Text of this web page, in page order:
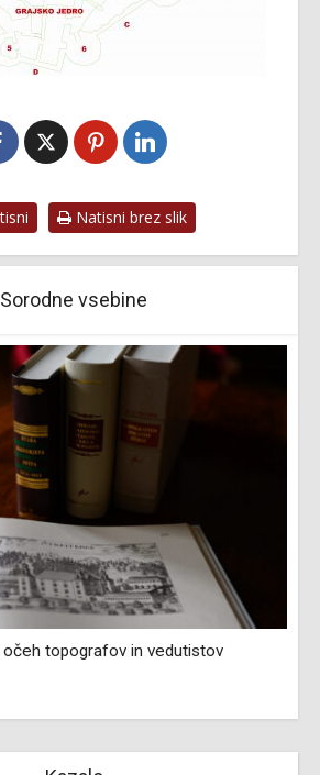
Natisni brez slik
Sorodne vsebine
očeh topografov in vedutistov